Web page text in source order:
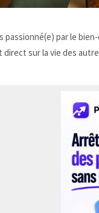
passionné(e) par le
direct sur la vie des